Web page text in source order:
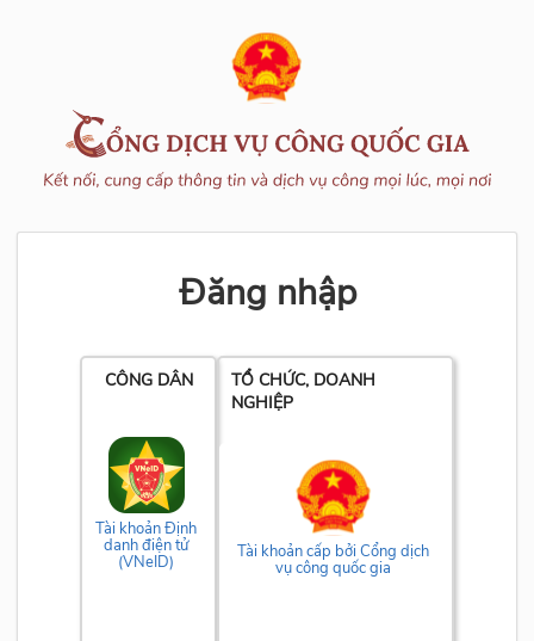
Đăng nhập
CÔNG DÂN
Tài khoản Định
danh điện tử
(VNeID)
TỔ CHỨC, DOANH
NGHIỆP
Tài khoản cấp bởi Cổng dịch
vụ công quốc gia